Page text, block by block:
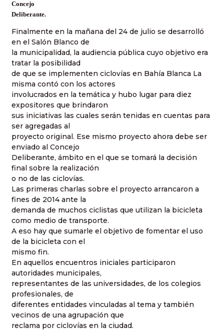
Concejo
Deliberante.
Finalmente en la mañana del 24 de julio se desarrolló
en el Salón Blanco de
la municipalidad, la audiencia pública cuyo objetivo era
tratar la posibilidad
de que se implementen ciclovías en Bahía Blanca La
misma contó con los actores
involucrados en la temática y hubo lugar para diez
expositores que brindaron
sus iniciativas las cuales serán tenidas en cuentas para
ser agregadas al
proyecto original. Ese mismo proyecto ahora debe ser
enviado al Concejo
Deliberante, ámbito en el que se tomará la decisión
final sobre la realización
o no de las ciclovías.
Las primeras charlas sobre el proyecto arrancaron a
fines de 2014 ante la
demanda de muchos ciclistas que utilizan la bicicleta
como medio de transporte.
A eso hay que sumarle el objetivo de fomentar el uso
de la bicicleta con el
mismo fin.
En aquellos encuentros iniciales participaron
autoridades municipales,
representantes de las universidades, de los colegios
profesionales, de
diferentes entidades vinculadas al tema y también
vecinos de una agrupación que
reclama por ciclovías en la ciudad.